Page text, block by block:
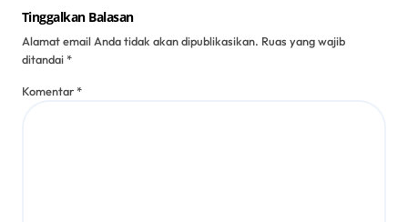
Tinggalkan Balasan
Alamat email Anda tidak akan dipublikasikan. Ruas yang wajib
ditandai*
Komentar*